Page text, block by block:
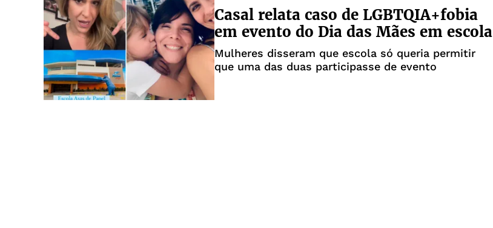
Casal relata caso de LGBTQIA+fobia
em evento do Dia das Mães em escola
Mulheres disseram que escola só queria permitir
que uma das duas participasse de evento